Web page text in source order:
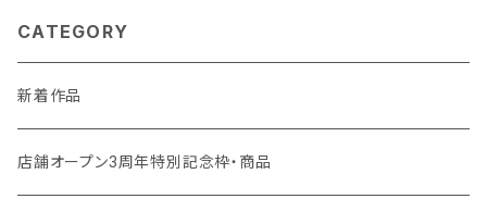
CATEGORY
新着作品
店舗オープン3周年特別記念枠・商品